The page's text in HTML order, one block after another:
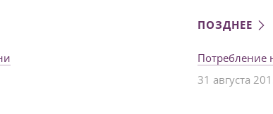
ПОЗДНЕЕ
Потребление
31 августа